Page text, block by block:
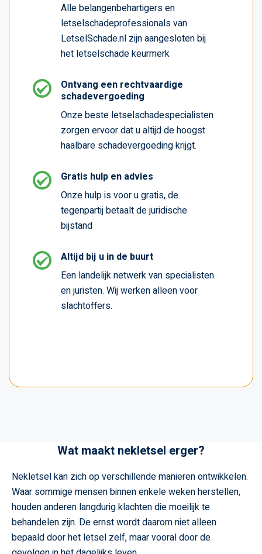
Alle belangenbehartigers en
letselschadeprofessionals van
LetselSchade.nl zijn aangesloten bij
het letselschade keurmerk
Ontvang een rechtvaardige
schadevergoeding
Onze beste letselschadespecialisten
zorgen ervoor dat u altijd de hoogst
haalbare schadevergoeding krijgt.
Gratis hulp en advies
Onze hulp is voor u gratis, de
tegenpartij betaalt de juridische
bijstand
Altijd bij u in de buurt
Een landelijk netwerk van specialisten
en juristen. Wij werken alleen voor
slachtoffers.
Wat maakt nekletsel erger?
Nekletsel kan zich op verschillende manieren ontwikkelen.
Waar sommige mensen binnen enkele weken herstellen,
houden anderen langdurig klachten die moeilijk te
behandelen zijn. De ernst wordt daarom niet alleen
bepaald door het letsel zelf, maar vooral door de